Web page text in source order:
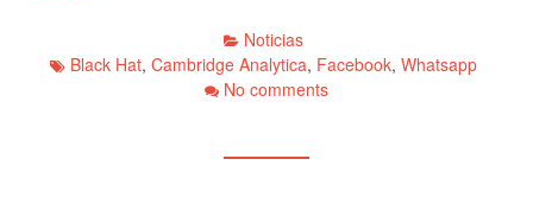
Noticias
Black Hat, Cambridge Analytica, Facebook, Whatsapp
No comments